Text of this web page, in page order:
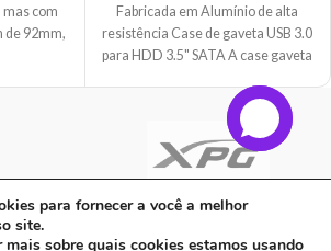
com
de 92mm,
suas
o fans
pipes
Fabricada em Alumínio de alta
resistência Case de gaveta USB 3.0
para HDD 3.5" SATA A case gaveta
necessita de instalação (plug &
play) e oferece ao usuário alta
performance e velocidade de
transmissão. O corpo em alumínio
dissipação de calor. É compatível
33.482.008/0001-90 | Avenida Dos Ipês,
para fornecer a você a melhor
site.
mais sobre quais cookies estamos usando